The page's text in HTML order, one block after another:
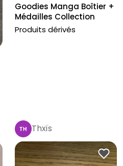
Goodies Manga Boîtier +
Médailles Collection
Kioon
Produits dérivés
Thxïs